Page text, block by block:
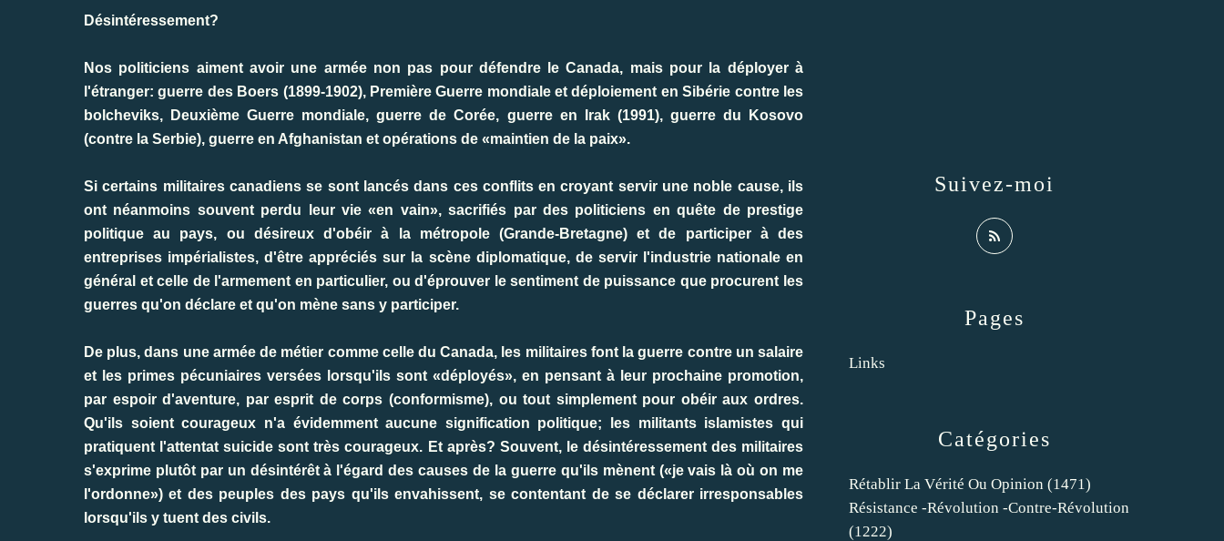
Désintéressement?
Nos politiciens aiment avoir une armée non pas pour défendre le Canada, mais pour la déployer à
l'étranger: guerre des Boers (1899-1902), Première Guerre mondiale et déploiement en Sibérie contre les
bolcheviks, Deuxième Guerre mondiale, guerre de Corée, guerre en Irak (1991), guerre du Kosovo
(contre la Serbie), guerre en Afghanistan et opérations de «maintien de la paix».
Si certains militaires canadiens se sont lancés dans ces conflits en croyant servir une noble cause, ils
ont néanmoins souvent perdu leur vie «en vain», sacrifiés par des politiciens en quête de prestige
politique au pays, ou désireux d'obéir à la métropole (Grande-Bretagne) et de participer à des
entreprises impérialistes, d'être appréciés sur la scène diplomatique, de servir l'industrie nationale en
général et celle de l'armement en particulier, ou d'éprouver le sentiment de puissance que procurent les
guerres qu'on déclare et qu'on mène sans y participer.
De plus, dans une armée de métier comme celle du Canada, les militaires font la guerre contre un salaire
et les primes pécuniaires versées lorsqu'ils sont «déployés», en pensant à leur prochaine promotion,
par espoir d'aventure, par esprit de corps (conformisme), ou tout simplement pour obéir aux ordres.
Qu'ils soient courageux n'a évidemment aucune signification politique; les militants islamistes qui
pratiquent l'attentat suicide sont très courageux. Et après? Souvent, le désintéressement des militaires
s'exprime plutôt par un désintérêt à l'égard des causes de la guerre qu'ils mènent («je vais là où on me
l'ordonne») et des peuples des pays qu'ils envahissent, se contentant de se déclarer irresponsables
lorsqu'ils y tuent des civils.
Catégories
Rétablir La Vérité Ou Opinion (1471)
Résistance -révolution -contre-Révolution
(1222)
Pages
Links
Suivez-moi